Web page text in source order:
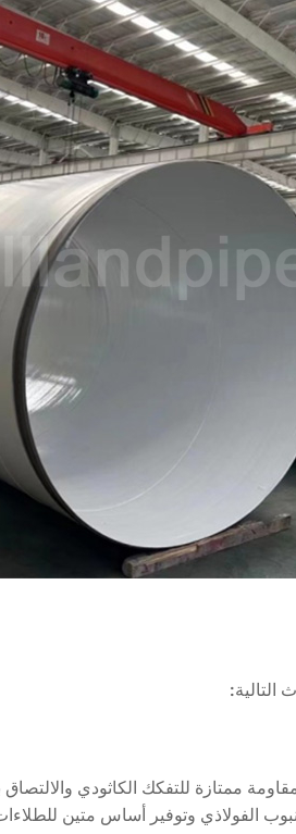
ممتازة للتفكك الكاثودي والالتصاق
الفولاذي وتوفير أساس متين